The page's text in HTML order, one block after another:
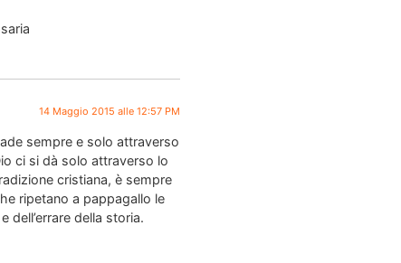
14 Maggio 2015 alle 12:57 PM
sempre e solo attraverso
ci si dà solo attraverso lo
cristiana, è sempre
ripetano a pappagallo le
dell’errare della storia.